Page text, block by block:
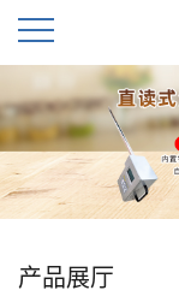
公
司
首
页
产品展厅